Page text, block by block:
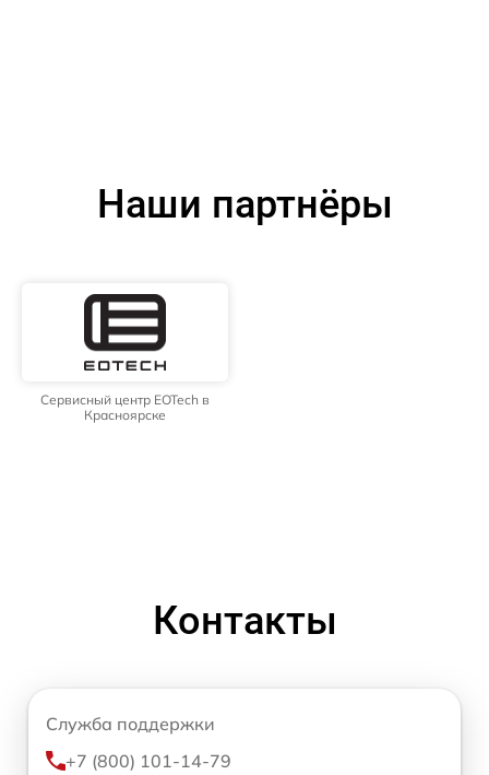
Наши партнёры
Сервисный центр EOTech в
Красноярске
Контакты
Служба поддержки
+7 (800) 101-14-79